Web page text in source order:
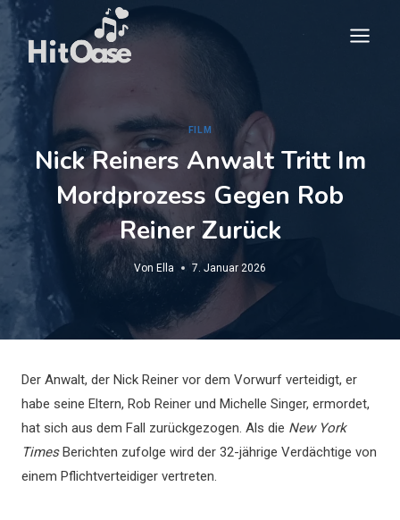
Zum
Inhalt
springen
FILM
Nick Reiners Anwalt Tritt Im
Mordprozess Gegen Rob
Reiner Zurück
Von Ella 7. Januar 2026
Der Anwalt, der Nick Reiner vor dem Vorwurf verteidigt, er
habe seine Eltern, Rob Reiner und Michelle Singer, ermordet,
hat sich aus dem Fall zurückgezogen. Als die New York
TimesBerichten zufolge wird der 32-jährige Verdächtige von
einem Pflichtverteidiger vertreten.